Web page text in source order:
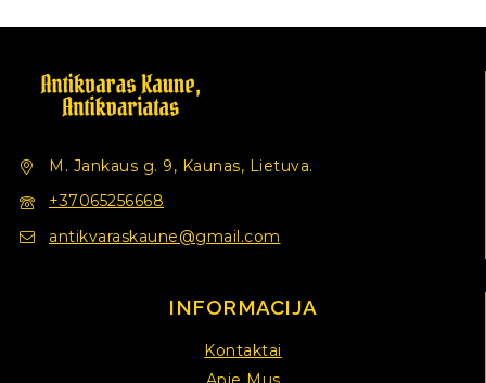
M. Jankaus g. 9, Kaunas, Lietuva.
+37065256668
antikvaraskaune@gmail.com
INFORMACIJA
Kontaktai